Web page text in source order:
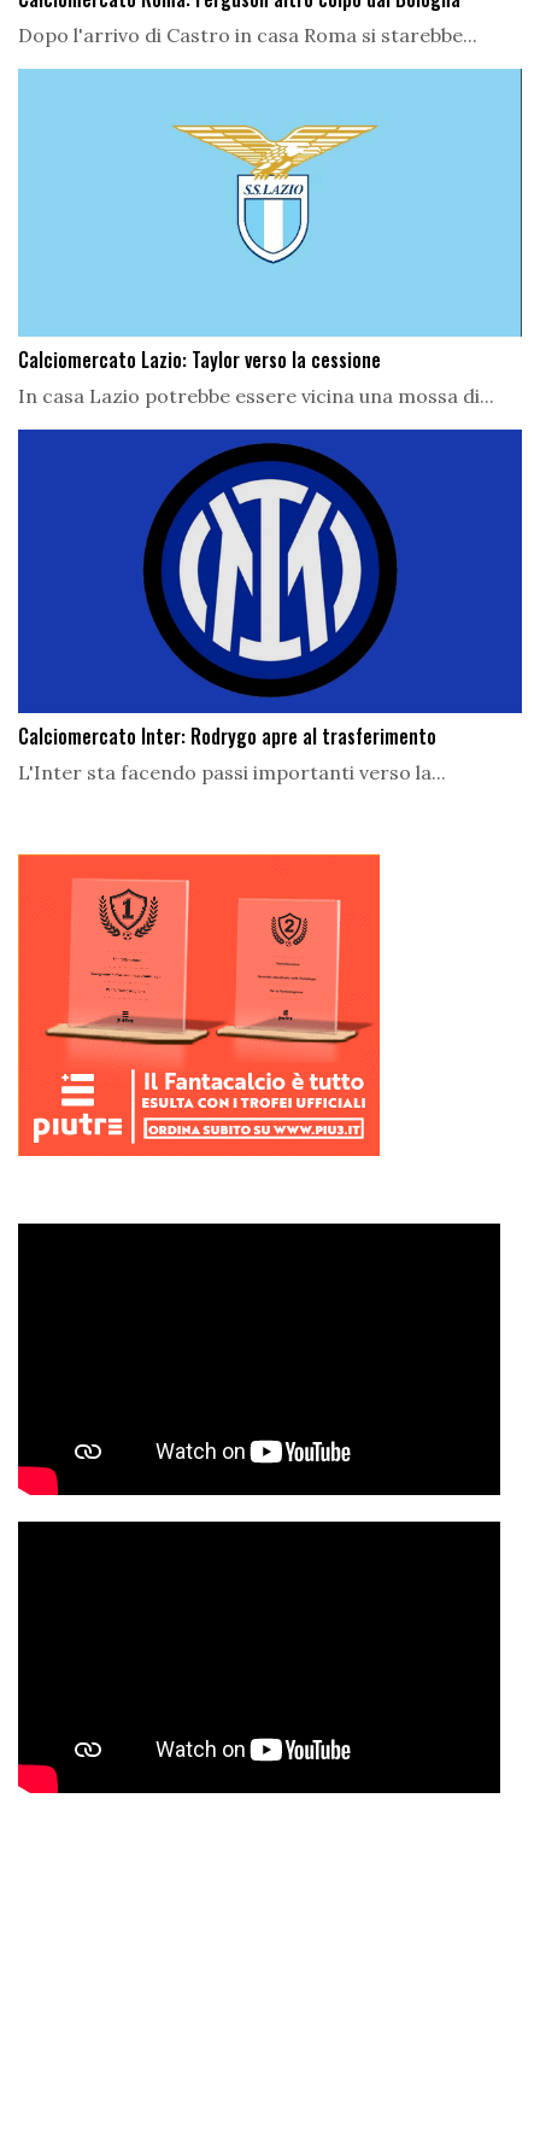
Dopo l'arrivo di Castro in casa Roma si starebbe...
Calciomercato Lazio: Taylor verso la cessione
In casa Lazio potrebbe essere vicina una mossa di...
Calciomercato Inter: Rodrygo apre al trasferimento
L'Inter sta facendo passi importanti verso la...